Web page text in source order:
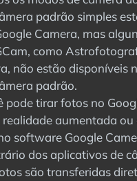
padrão simples
Camera, mas
como
não estão disponíveis
padrão.
pode tirar fotos no
realidade aumentada ou
software Google
dos aplicativos de
são transferidas